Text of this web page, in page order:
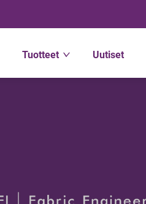
Tuotteet Uutiset